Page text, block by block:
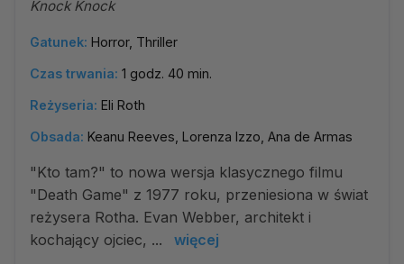
Knock Knock
Gatunek: Horror, Thriller
Czas trwania: 1 godz. 40 min.
Reżyseria: Eli Roth
Obsada: Keanu Reeves, Lorenza Izzo, Ana de Armas
"Kto tam?" to nowa wersja klasycznego filmu
"Death Game" z 1977 roku, przeniesiona w świat
reżysera Rotha. Evan Webber, architekt i
kochający ojciec, ...
więcej